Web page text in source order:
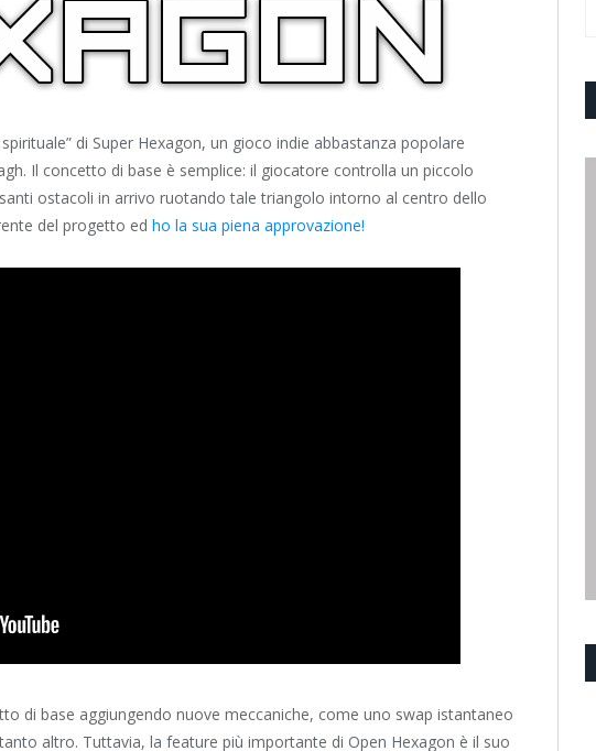
di Super Hexagon, un gioco indie abbastanza popolare
Il concetto di base è semplice: il giocatore controlla un piccolo
ostacoli in arrivo ruotando tale triangolo intorno al centro dello
del progetto ed ho la sua piena approvazione!
di base aggiungendo nuove meccaniche, come uno swap istantaneo
altro. Tuttavia, la feature più importante di Open Hexagon è il suo